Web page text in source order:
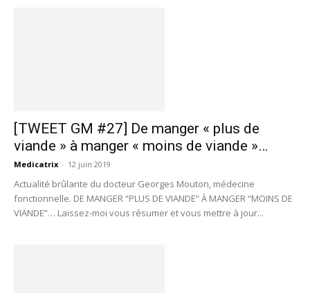
[TWEET GM #27] De manger « plus de
viande » à manger « moins de viande »…
Medicatrix - 12 juin 2019
Actualité brûlante du docteur Georges Mouton, médecine
fonctionnelle. DE MANGER “PLUS DE VIANDE” À MANGER “MOINS DE
VIANDE”… Laissez-moi vous résumer et vous mettre à jour...